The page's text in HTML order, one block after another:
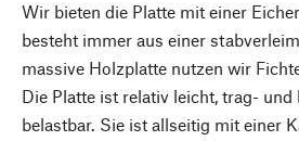
Wir bieten die Platte mit einer
besteht immer aus einer
massive Holzplatte nutzen wir
Die Platte ist relativ leicht, trag-
belastbar. Sie ist allseitig mit einer